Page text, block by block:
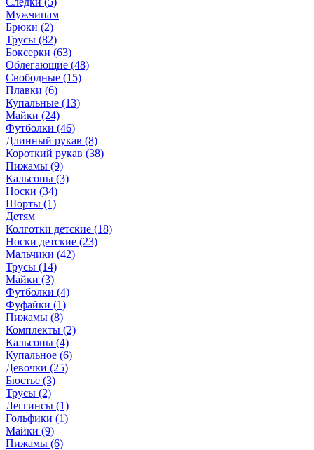
Мужчинам
Брюки (2)
Трусы (82)
Боксерки (63)
Облегающие (48)
Свободные (15)
Плавки (6)
Купальные (13)
Майки (24)
Футболки (46)
Длинный рукав (8)
Короткий рукав (38)
Пижамы (9)
Кальсоны (3)
Носки (34)
Шорты (1)
Детям
Колготки детские (18)
Носки детские (23)
Мальчики (42)
Трусы (14)
Майки (3)
Футболки (4)
Фуфайки (1)
Пижамы (8)
Комплекты (2)
Кальсоны (4)
Купальное (6)
Девочки (25)
Бюстье (3)
Трусы (2)
Леггинсы (1)
Гольфики (1)
Майки (9)
Пижамы (6)